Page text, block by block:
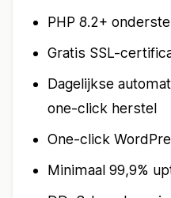
PHP 8.2+
Gratis SSL-
Dagelijkse
one-click herstel
One-click
Minimaal 99,9%